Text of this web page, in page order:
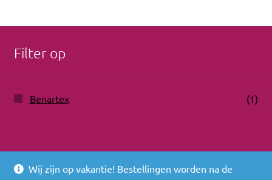
Filter op
Benartex (1)
© 2026
Wij zijn op vakantie! Bestellingen worden na de